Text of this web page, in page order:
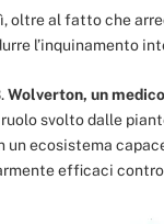
oltre al fatto che
l’inquinamento
Wolverton, un
svolto dalle
un ecosistema
efficaci